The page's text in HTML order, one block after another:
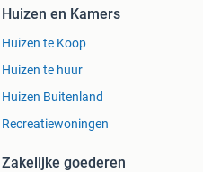
Huizen en Kamers
Huizen te Koop
Huizen te huur
Huizen Buitenland
Recreatiewoningen
Zakelijke goederen